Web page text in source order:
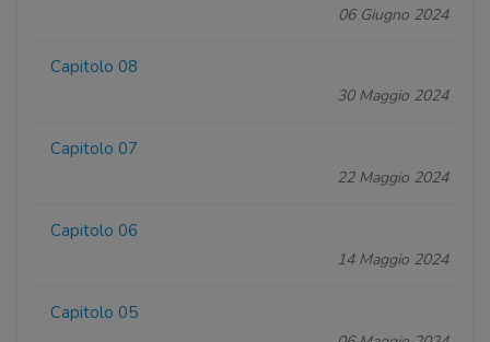
06 Giugno 2024
Capitolo 08
30 Maggio 2024
Capitolo 07
22 Maggio 2024
Capitolo 06
14 Maggio 2024
Capitolo 05